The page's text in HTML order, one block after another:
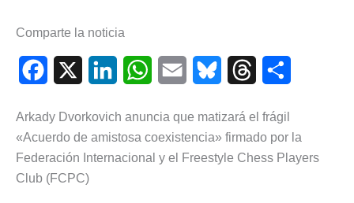
Comparte la noticia
c
e
b
k
W
t i e e p
Arkady Dvorkovich anuncia que matizará el frágil
«Acuerdo de amistosa coexistencia» firmado por la
Federación Internacional y el Freestyle Chess Players
Club (FCPC)